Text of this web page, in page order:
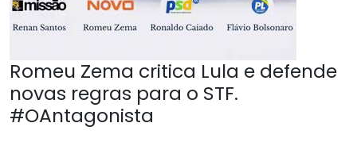
Romeu Zema critica Lula e defende
novas regras para o STF.
#OAntagonista